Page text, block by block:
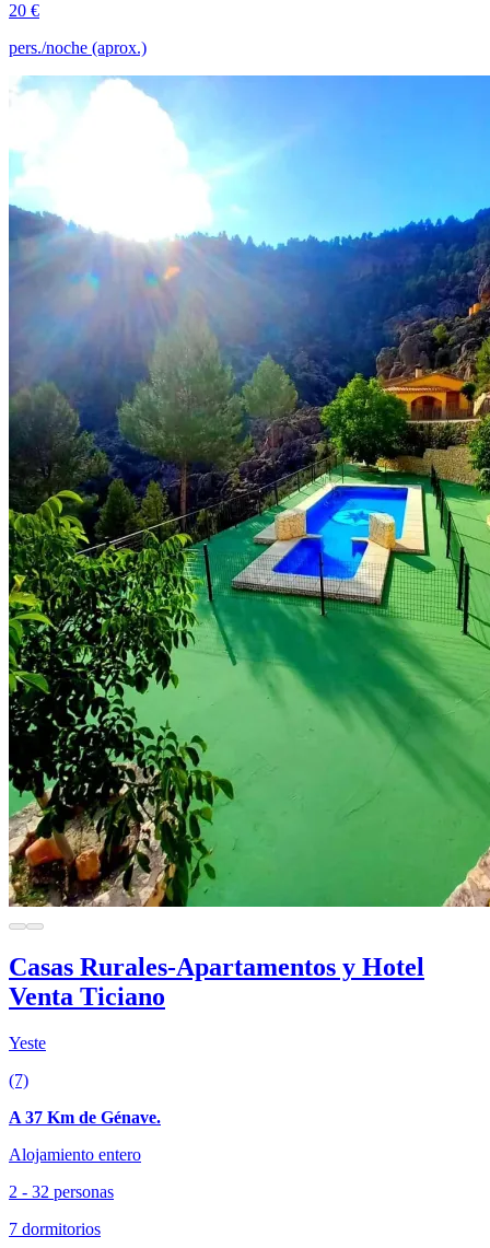
20 €
pers./noche (aprox.)
Casas Rurales-Apartamentos y Hotel
Venta Ticiano
Yeste
(7)
A 37 Km de Génave.
Alojamiento entero
2 - 32 personas
7 dormitorios